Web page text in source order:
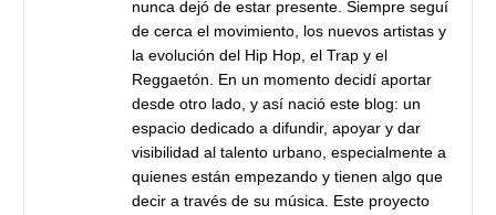
nunca dejó de estar presente. Siempre seguí
de cerca el movimiento, los nuevos artistas y
la evolución del Hip Hop, el Trap y el
Reggaetón. En un momento decidí aportar
desde otro lado, y así nació este blog: un
espacio dedicado a difundir, apoyar y dar
visibilidad al talento urbano, especialmente a
quienes están empezando y tienen algo que
decir a través de su música. Este proyecto